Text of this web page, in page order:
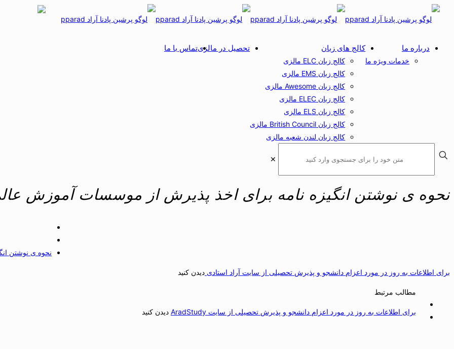
درباره ما
خدمات ویژه ما
کالج های زبان
کالج زبان ELC مالزی
کالج زبان EMS مالزی
کالج زبان Awesome مالزی
کالج زبان ELEC مالزی
کالج زبان ELS مالزی
کالج زبان British Council مالزی
کالج زبان لندن شعبه مالزی
تحصیل در مالزیتماس با ما
✕
نحوه ی نوشتن انگیزه نامه برای اخذ پذیرش از موسسات آموزش
نحوه ی نوشتن
برای اطلاعات به روز در مورد اعزام دانشجو و پذیرش تحصیلی از سایت آراد استادی دیدن کنید
مطالب مرتبط
برای اطلاعات به روز در مورد اعزام دانشجو و پذیرش تحصیلی از سایت AradStudy دیدن کنید